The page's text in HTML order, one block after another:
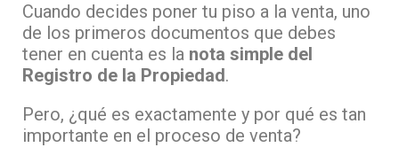
Cuando decides poner tu piso a la venta, uno
de los primeros documentos que debes
tener en cuenta es la nota simple del
Registro de la Propiedad.
Pero, ¿qué es exactamente y por qué es tan
importante en el proceso de venta?